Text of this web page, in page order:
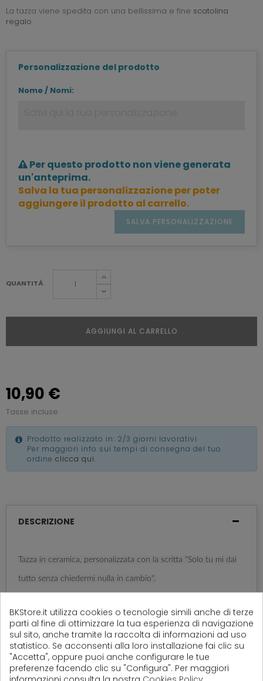
La tazza viene spedita con una bellissima e fine scatolina
regalo.
Personalizzazione del prodotto
Nome / Nomi:
Per questo prodotto non viene generata
un'anteprima.
Salva la tua personalizzazione per poter
aggiungere il prodotto al carrello.
SALVA PERSONALIZZAZIONE
QUANTITÀ
AGGIUNGI AL CARRELLO
10,90 €
Tasse incluse
Prodotto realizzato in: 2/3 giorni lavorativi
Per maggiori info sui tempi di consegna del tuo
ordine clicca qui.
DESCRIZIONE
Tazza in ceramica, personalizzata con la scritta "Solo tu mi dai
tutto senza chiedermi nulla in cambio".
o un'occasione speciale.
Certificata per uso alimentare!
BKStore.it utilizza cookies o tecnologie simili anche di terze
parti al fine di ottimizzare la tua esperienza di navigazione
sul sito, anche tramite la raccolta di informazioni ad uso
statistico. Se acconsenti alla loro installazione fai clic su
"Accetta", oppure puoi anche configurare le tue
preferenze facendo clic su "Configura". Per maggiori